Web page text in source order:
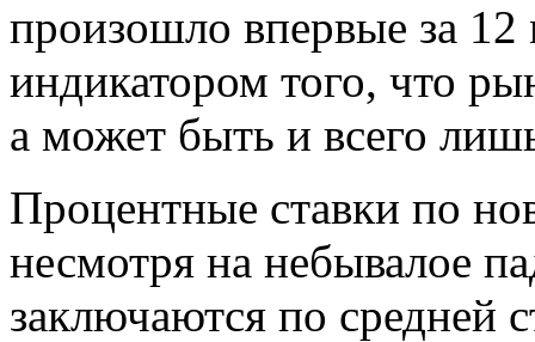
произошло впервые за
индикатором того, что
а может быть и всего
Процентные ставки по
несмотря на небывалое
заключаются по средней